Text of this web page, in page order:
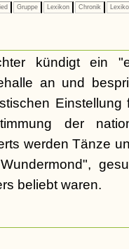
Gruppe Lexikon Chronik
kündigt ein
an und
der
werden Tänze
beliebt waren.